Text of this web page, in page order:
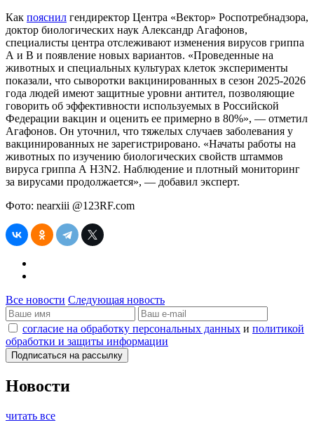
Как пояснил гендиректор Центра «Вектор» Роспотребнадзора,
доктор биологических наук Александр Агафонов,
специалисты центра отслеживают изменения вирусов гриппа
А и В и появление новых вариантов. «Проведенные на
животных и специальных культурах клеток эксперименты
показали, что сыворотки вакцинированных в сезон 2025-2026
года людей имеют защитные уровни антител, позволяющие
говорить об эффективности используемых в Российской
Федерации вакцин и оценить ее примерно в 80%», — отметил
Агафонов. Он уточнил, что тяжелых случаев заболевания у
вакцинированных не зарегистрировано. «Начаты работы на
животных по изучению биологических свойств штаммов
вируса гриппа А H3N2. Наблюдение и плотный мониторинг
за вирусами продолжается», — добавил эксперт.
Фото: nearxiii @123RF.com
Все новости Следующая новость
согласие на обработку персональных данных и политикой
обработки и защиты информации
Новости
читать все